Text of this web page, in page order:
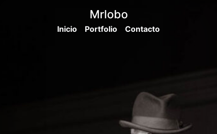
Mrlobo
Inicio Portfolio Contacto